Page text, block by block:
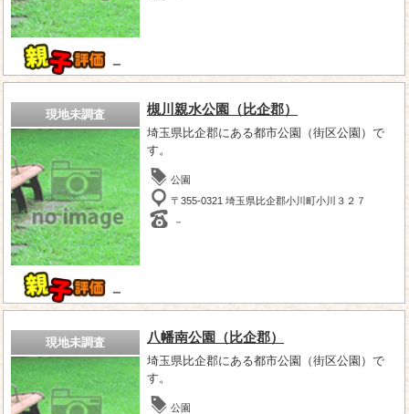
－
現地未調査
－
槻川親水公園（比企郡）
埼玉県比企郡にある都市公園（街区公園）で
す。
公園
〒355-0321 埼玉県比企郡小川町小川３２７
－
現地未調査 八幡南公園（比企郡）
埼玉県比企郡にある都市公園（街区公園）で
す。
公園